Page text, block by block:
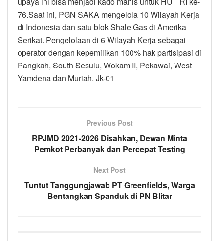
76.Saat ini, PGN SAKA mengelola 10 Wilayah Kerja
di Indonesia dan satu blok Shale Gas di Amerika
Serikat. Pengelolaan di 6 Wilayah Kerja sebagai
operator dengan kepemilikan 100% hak partisipasi di
Pangkah, South Sesulu, Wokam II, Pekawai, West
Yamdena dan Muriah. Jk-01
Previous Post
RPJMD 2021-2026 Disahkan, Dewan Minta
Pemkot Perbanyak dan Percepat Testing
Next Post
Tuntut Tanggungjawab PT Greenfields, Warga
Bentangkan Spanduk di PN Blitar